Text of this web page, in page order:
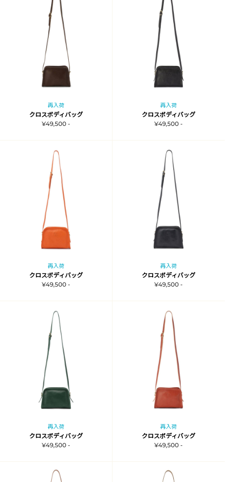
再入荷
クロスボディバッグ
¥49,500 -
再入荷
クロスボディバッグ
¥49,500 -
再入荷
クロスボディバッグ
¥49,500 -
再入荷
クロスボディバッグ
¥49,500 -
再入荷
クロスボディバッグ
¥49,500 -
再入荷
クロスボディバッグ
¥49,500 -